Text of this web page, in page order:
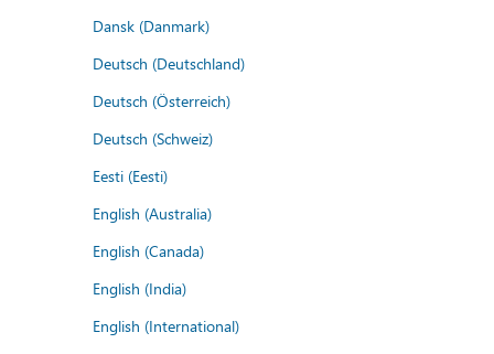
Dansk (Danmark)
Deutsch (Deutschland)
Deutsch (Österreich)
Deutsch (Schweiz)
Eesti (Eesti)
English (Australia)
English (Canada)
English (India)
English (International)